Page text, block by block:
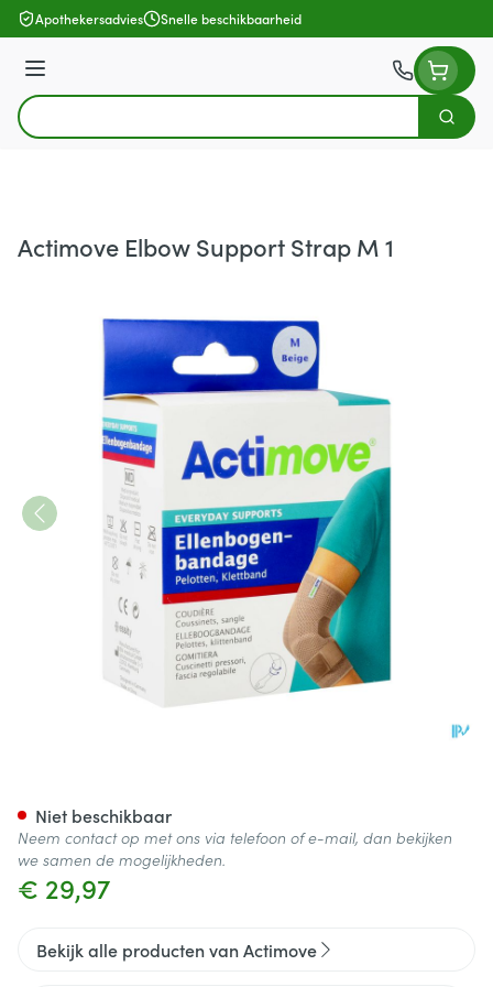
Ga naar de inhoud
Apothekersadvies Snelle beschikbaarheid
Menu
Product, merk, categorie...
Zoek
Actimove Elbow Support Strap M 1
€ 29,97
Niet beschikbaar
Neem contact op met ons via telefoon of e-mail, dan bekijken
we samen de mogelijkheden.
Bekijk alle producten van Actimove